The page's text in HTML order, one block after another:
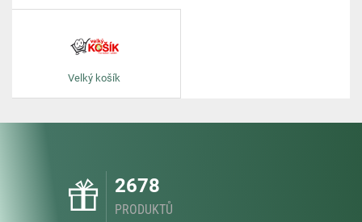
Velký košík
2678
PRODUKTŮ